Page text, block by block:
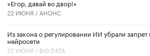
«Егор, давай во двор!»
22 ИЮНЯ / АНОНС
Из закона о регулировании ИИ убрали
нейросети
22 ИЮНЯ / BIG DATA